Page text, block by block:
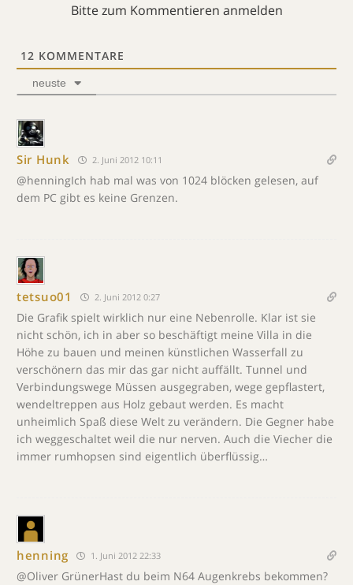
Bitte zum Kommentieren anmelden
12 KOMMENTARE
neuste
Sir Hunk 2. Juni 2012 10:11
@henningIch hab mal was von 1024 blöcken gelesen, auf
dem PC gibt es keine Grenzen.
tetsuo01 2. Juni 2012 0:27
Die Grafik spielt wirklich nur eine Nebenrolle. Klar ist sie
nicht schön, ich in aber so beschäftigt meine Villa in die
Höhe zu bauen und meinen künstlichen Wasserfall zu
verschönern das mir das gar nicht auffällt. Tunnel und
Verbindungswege Müssen ausgegraben, wege gepflastert,
wendeltreppen aus Holz gebaut werden. Es macht
unheimlich Spaß diese Welt zu verändern. Die Gegner habe
ich weggeschaltet weil die nur nerven. Auch die Viecher die
immer rumhopsen sind eigentlich überflüssig…
henning 1. Juni 2012 22:33
@Oliver GrünerHast du beim N64 Augenkrebs bekommen?